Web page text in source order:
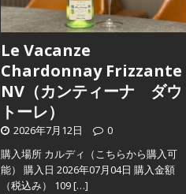
Le Vacanze
Chardonnay Frizzante
NV（カンティーナ ダウ
トーレ）
2026年7月12日
0
購入場所 カルディ（こちらから購入可
能） 購入日 2026年07月04日 購入金額
（税込み） 109[…]